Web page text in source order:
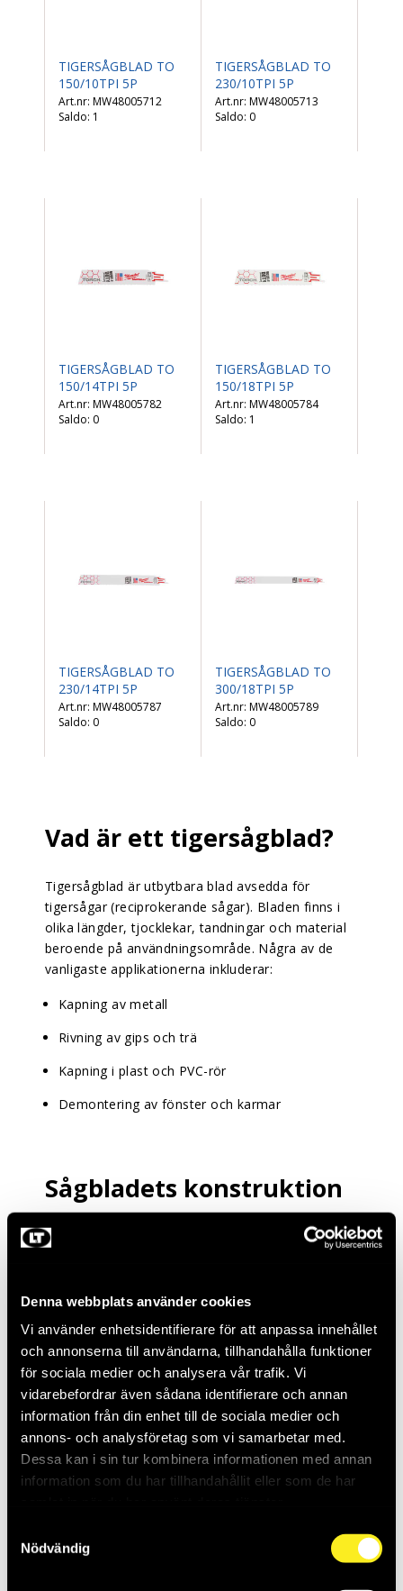
Denna webbplats använder cookies
Vi använder enhetsidentifierare för att anpassa innehållet
och annonserna till användarna, tillhandahålla funktioner
för sociala medier och analysera vår trafik. Vi
vidarebefordrar även sådana identifierare och annan
information från din enhet till de sociala medier och
annons- och analysföretag som vi samarbetar med.
Dessa kan i sin tur kombinera informationen med annan
information som du har tillhandahållit eller som de har
Nödvändig
TIGERSÅGBLAD TO
150/10TPI 5P
MW48005712
Saldo: 1
TIGERSÅGBLAD TO
230/10TPI 5P
MW48005713
Saldo: 0
TIGERSÅGBLAD TO
150/14TPI 5P
MW48005782
Saldo: 0
TIGERSÅGBLAD TO
150/18TPI 5P
MW48005784
Saldo: 1
TIGERSÅGBLAD TO
230/14TPI 5P
MW48005787
Saldo: 0
TIGERSÅGBLAD TO
300/18TPI 5P
MW48005789
Saldo: 0
Vad är ett tigersågblad?
Tigersågblad är utbytbara blad avsedda för
tigersågar (reciprokerande sågar). Bladen finns i
olika längder, tjocklekar, tandningar och material
beroende på användningsområde. Några av de
vanligaste applikationerna inkluderar:
Kapning av metall
Rivning av gips och trä
Kapning i plast och PVC-rör
Demontering av fönster och karmar
Sågbladets konstruktion
– Tekniska detaljer
Tandform: Rak tandning ger mjukare snitt,
medan krokig tandning skär mer aggressivt.
Variabel tandning (t.ex. 10–14 TPI) ger både
snabbhet och kontroll.
Tanddelning : Avståndet mellan tänderna
påverkar hur snabbt och fint bladet skär.
Grovtandade blad (lägre TPI) lämpar sig för
grövre material.
och bättre hållbarhet vid kapning av grov metall.
Tunnare blad passar bättre vid trånga